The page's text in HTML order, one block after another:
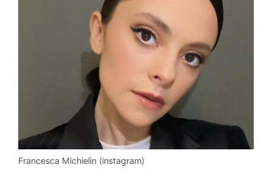
Francesca Michielin (instagram)